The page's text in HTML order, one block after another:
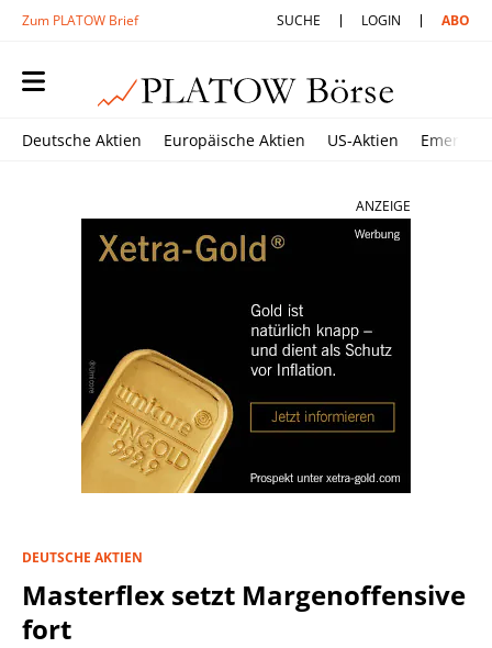
Zum PLATOW Brief SUCHE LOGIN ABO
Deutsche Aktien Europäische Aktien US-Aktien
ANZEIGE
DEUTSCHE AKTIEN
Masterflex setzt Margenoffensive
fort